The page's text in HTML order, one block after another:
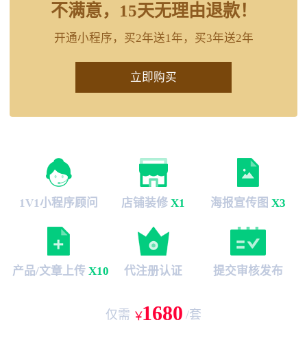
不满意，15天无理由退款！
开通小程序，买2年送1年，买3年送2年
立即购买
1V1小程序顾问 店铺装修 X1 海报宣传图 X3
产品/文章上传 X10 代注册认证 提交审核发布
仅需 ￥1680 /套